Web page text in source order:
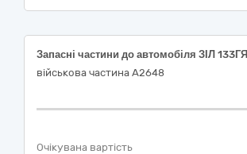
Запасні частини до автомобіля ЗІЛ 133ГЯ
військова частина А2648
Очікувана вартість